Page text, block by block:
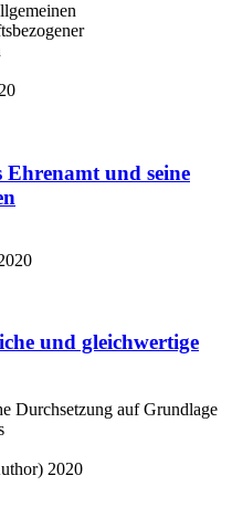
Ehrenamt und seine
und gleichwertige
Durchsetzung auf Grundlage
2020